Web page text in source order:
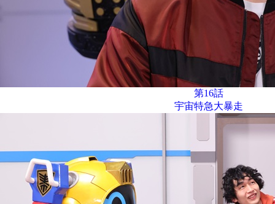
第16話
宇宙特急大暴走